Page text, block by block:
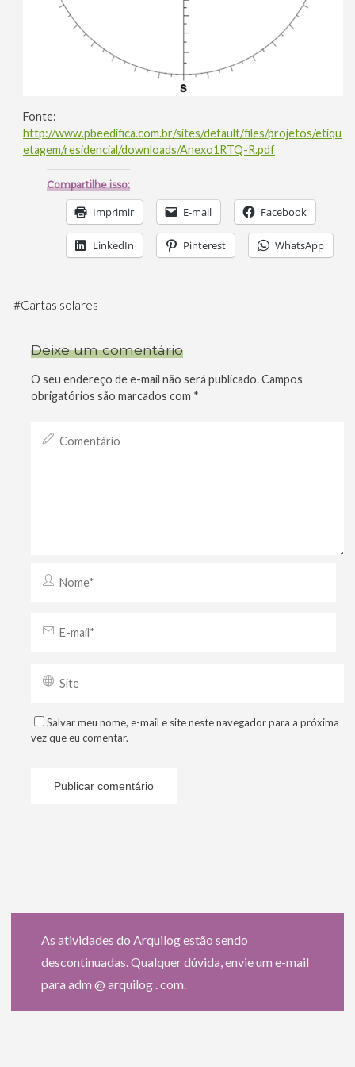
Fonte:
http://www.pbeedifica.com.br/sites/default/files/projetos/etiqu
etagem/residencial/downloads/Anexo1RTQ-R.pdf
Compartilhe isso:
Imprimir E-mail Facebook
LinkedIn Pinterest WhatsApp
#Cartas solares
Deixe um comentário
O seu endereço de e-mail não será publicado.Campos
obrigatórios são marcados com *
Salvar meu nome, e-mail e site neste navegador para a próxima
vez que eu comentar.
As atividades do Arquilog estão sendo
descontinuadas. Qualquer dúvida, envie um e-mail
para adm @ arquilog . com.